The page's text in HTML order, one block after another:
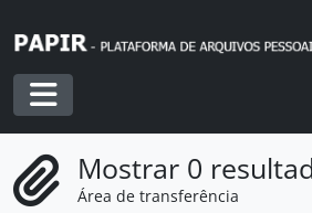
Toggle navigation
Mostrar 0
Área de transferência